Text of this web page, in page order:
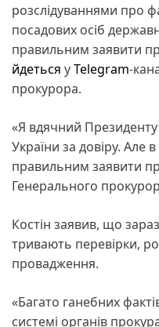
розслідуваннями про
посадових осіб
правильним заявити
йдеться уTelegram-
прокурора.
«Я вдячний Президенту
України за довіру. Але
правильним заявити
Генерального
Костін заявив, що
тривають перевірки,
провадження.
«Багато ганебних
системі органів